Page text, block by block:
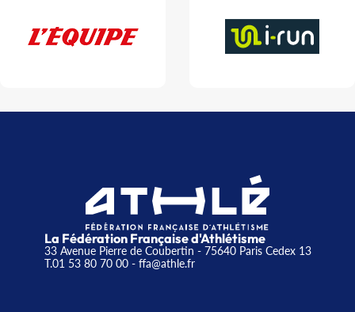
La Fédération Française d'Athlétisme
33 Avenue Pierre de Coubertin - 75640 Paris Cedex 13
T.01 53 80 70 00- ffa@athle.fr